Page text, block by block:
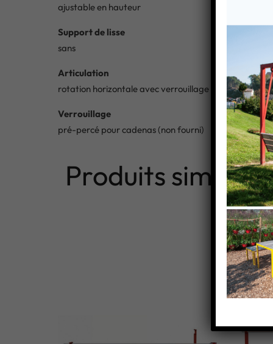
ajustable en hauteur
Support de lisse
sans
Articulation
rotation horizontale avec verrouillage à 90°
Verrouillage
pré-percé pour cadenas (non fourni)
Produits